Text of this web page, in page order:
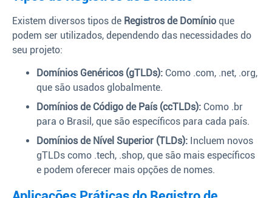
Existem diversos tipos de Registros de Domínio que
podem ser utilizados, dependendo das necessidades do
seu projeto:
Domínios Genéricos (gTLDs): Como .com, .net, .org,
que são usados globalmente.
Domínios de Código de País (ccTLDs): Como .br
para o Brasil, que são específicos para cada país.
Domínios de Nível Superior (TLDs): Incluem novos
gTLDs como .tech, .shop, que são mais específicos
e podem oferecer mais opções de nomes.